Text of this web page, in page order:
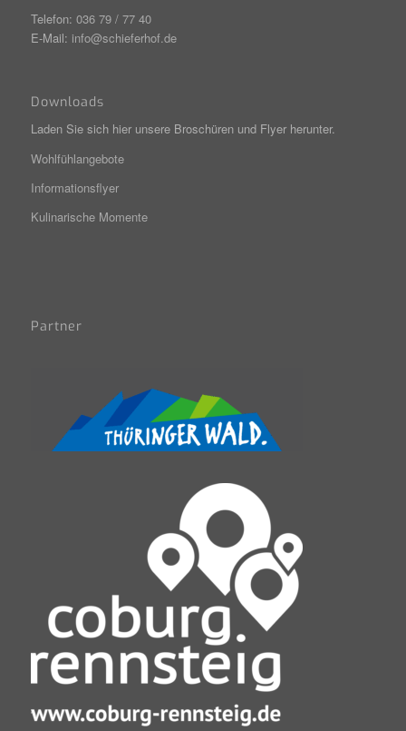
Telefon: 036 79 / 77 40
E-Mail: info@schieferhof.de
Downloads
Laden Sie sich hier unsere Broschüren und Flyer herunter.
Wohlfühlangebote
Informationsflyer
Kulinarische Momente
Partner